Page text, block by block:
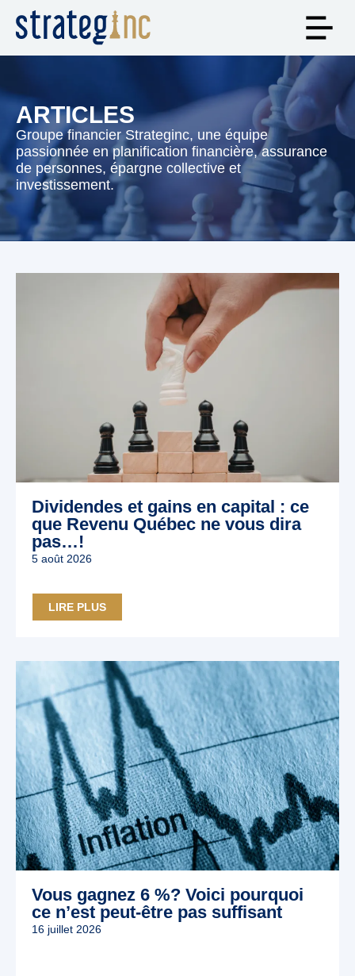
ARTICLES
Groupe financier Strateginc, une équipe
passionnée en planification financière, assurance
de personnes, épargne collective et
investissement.
Dividendes et gains en capital : ce
que Revenu Québec ne vous dira
pas…!
5 août 2026
LIRE PLUS
Vous gagnez 6 %? Voici pourquoi
ce n’est peut‑être pas suffisant
16 juillet 2026